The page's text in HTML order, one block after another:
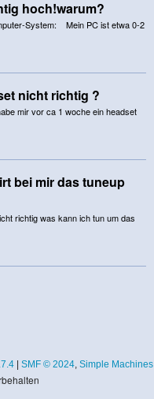
hoch!warum?
System: Mein PC ist etwa 0-2
nicht richtig ?
mir vor ca 1 woche ein headset
bei mir das tuneup
richtig was kann ich tun um das
| SMF © 2024, Simple Machines